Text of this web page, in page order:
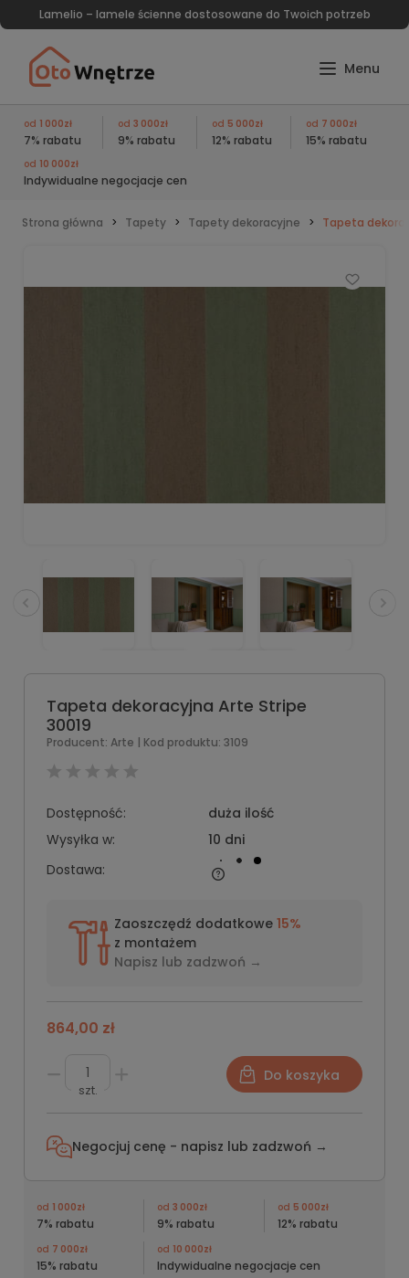
Lamelio – lamele ścienne dostosowane do Twoich potrzeb
od 1 000zł
7% rabatu
od 3 000zł
9% rabatu
od 5 000zł
12% rabatu
od 7 000zł
15% rabatu
od 10 000zł
Indywidualne negocjacje cen
Strona główna Tapety Tapety dekoracyjne Tapeta
Tapeta dekoracyjna Arte Stripe
30019
Producent: Arte | Kod produktu: 3109
Dostępność:
duża ilość
Wysyłka w:
10 dni
Dostawa:
Zaoszczędź dodatkowe 15%
z montażem
Napisz lub zadzwoń →
864,00 zł
szt.
Do koszyka
Negocjuj cenę - napisz lub zadzwoń →
od 1 000zł
7% rabatu
od 3 000zł
9% rabatu
od 5 000zł
12% rabatu
od 7 000zł
15% rabatu
od 10 000zł
Indywidualne negocjacje cen